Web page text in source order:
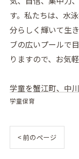
す。私たちは、水
分らしく輝いて生
ブの広いプールで
りますので、お気
学童を蟹江町、中
学童保育
< 前のページ